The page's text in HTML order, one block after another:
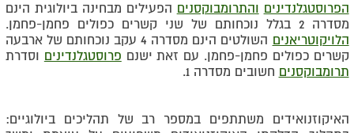
הפרוסטגלנדינים והתרומבוקסנים הפעילים מבחינה ביולוגית הינם
מסדרה 2 בגלל נוכחותם של שני קשרים כפולים פחמן-פחמן.
הלויקוטריאנים
השולטים הינם מסדרה 4 עקב נוכחותם של ארבעה
קשרים כפולים פחמן-פחמן. עם זאת ישנם פרוסטגלנדינים וסדרת
תרומבוקסנים חשובים מסדרה 1.
האיקוזנואידים משתתפים במספר רב של תהליכים ביולוגיים: